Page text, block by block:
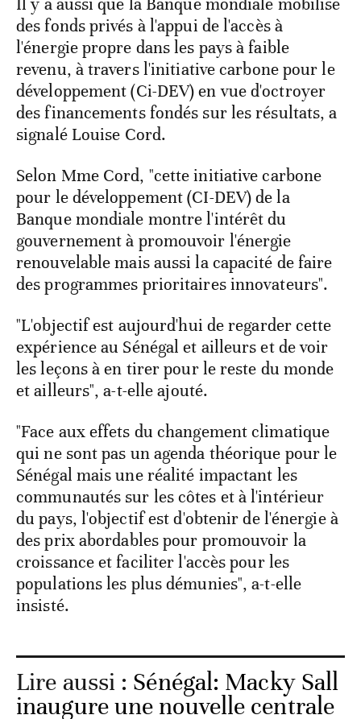
Il y a aussi que la Banque mondiale mobilise
des fonds privés à l'appui de l'accès à
l'énergie propre dans les pays à faible
revenu, à travers l'initiative carbone pour le
développement (Ci-DEV) en vue d'octroyer
des financements fondés sur les résultats, a
signalé Louise Cord.
Selon Mme Cord, "cette initiative carbone
pour le développement (CI-DEV) de la
Banque mondiale montre l'intérêt du
gouvernement à promouvoir l'énergie
renouvelable mais aussi la capacité de faire
des programmes prioritaires innovateurs".
"L'objectif est aujourd'hui de regarder cette
expérience au Sénégal et ailleurs et de voir
les leçons à en tirer pour le reste du monde
et ailleurs", a-t-elle ajouté.
"Face aux effets du changement climatique
qui ne sont pas un agenda théorique pour le
Sénégal mais une réalité impactant les
communautés sur les côtes et à l'intérieur
du pays, l'objectif est d'obtenir de l'énergie à
des prix abordables pour promouvoir la
croissance et faciliter l'accès pour les
populations les plus démunies", a-t-elle
insisté.
Lire aussi : Sénégal: Macky Sall
inaugure une nouvelle centrale